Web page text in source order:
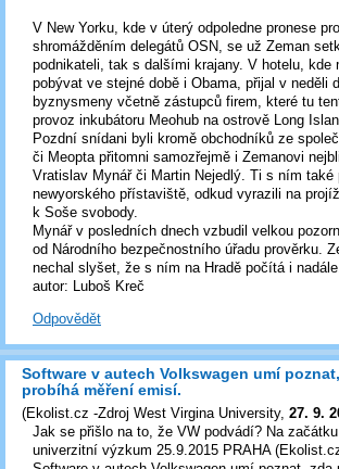
V New Yorku, kde v úterý odpoledne pronese
shromážděním delegátů OSN, se už Zeman
podnikateli, tak s dalšími krajany. V hotelu, kde
pobývat ve stejné době i Obama, přijal v neděli
byznysmeny včetně zástupců firem, které tu
provoz inkubátoru Meohub na ostrově Long
Pozdní snídani byli kromě obchodníků ze
či Meopta přitomni samozřejmě i Zemanovi
Vratislav Mynář či Martin Nejedlý. Ti s ním také
newyorského přístaviště, odkud vyrazili na
k Soše svobody.
Mynář v posledních dnech vzbudil velkou
od Národního bezpečnostního úřadu prověrku.
nechal slyšet, že s ním na Hradě počítá i nadále.
autor: Luboš Kreč
Odpovědět
Software v autech Volkswagen umí
probíhá měření emisí.
(Ekolist.cz -Zdroj West Virgina University, 27. 9.
Jak se přišlo na to, že VW podvádí? Na
univerzitní výzkum 25.9.2015 PRAHA